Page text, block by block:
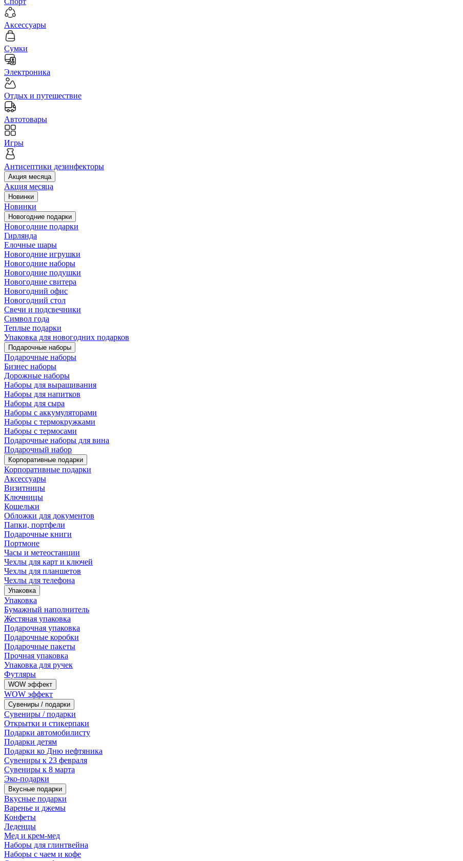
Аксессуары
Сумки
Электроника
Отдых и путешествие
Автотовары
Игры
Антисептики дезинфекторы
Акция месяца
Акция месяца
Новинки
Новинки
Новогодние подарки
Новогодние подарки
Гирлянда
Елочные шары
Новогодние игрушки
Новогодние наборы
Новогодние подушки
Новогодние свитера
Новогодний офис
Новогодний стол
Свечи и подсвечники
Символ года
Теплые подарки
Упаковка для новогодних подарков
Подарочные наборы
Подарочные наборы
Бизнес наборы
Дорожные наборы
Наборы для выращивания
Наборы для напитков
Наборы для сыра
Наборы с аккумуляторами
Наборы с термокружками
Наборы с термосами
Подарочные наборы для вина
Подарочный набор
Корпоративные подарки
Корпоративные подарки
Аксессуары
Визитницы
Ключницы
Кошельки
Обложки для документов
Папки, портфели
Подарочные книги
Портмоне
Часы и метеостанции
Чехлы для карт и ключей
Чехлы для планшетов
Чехлы для телефона
Упаковка
Упаковка
Бумажный наполнитель
Жестяная упаковка
Подарочная упаковка
Подарочные коробки
Подарочные пакеты
Прочная упаковка
Упаковка для ручек
Футляры
WOW эффект
WOW эффект
Сувениры / подарки
Сувениры / подарки
Открытки и стикерпаки
Подарки автомобилисту
Подарки детям
Подарки ко Дню нефтяника
Сувениры к 23 февраля
Сувениры к 8 марта
Эко-подарки
Вкусные подарки
Вкусные подарки
Варенье и джемы
Конфеты
Леденцы
Мед и крем-мед
Наборы для глинтвейна
Наборы с чаем и кофе